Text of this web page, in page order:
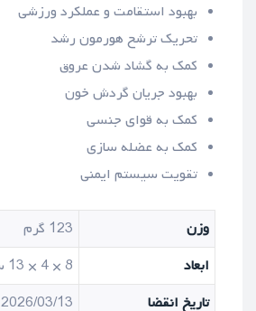
بهبود استقامت و عملکرد ورزشی
تحریک ترشح هورمون رشد
کمک به گشاد شدن عروق
بهبود جریان گردش خون
کمک به قوای جنسی
کمک به عضله سازی
تقویت سیستم ایمنی
وزن
123 گرم
ابعاد
8 × 4 × 13 سانتیمتر
تاریخ انقضا
2026/03/13